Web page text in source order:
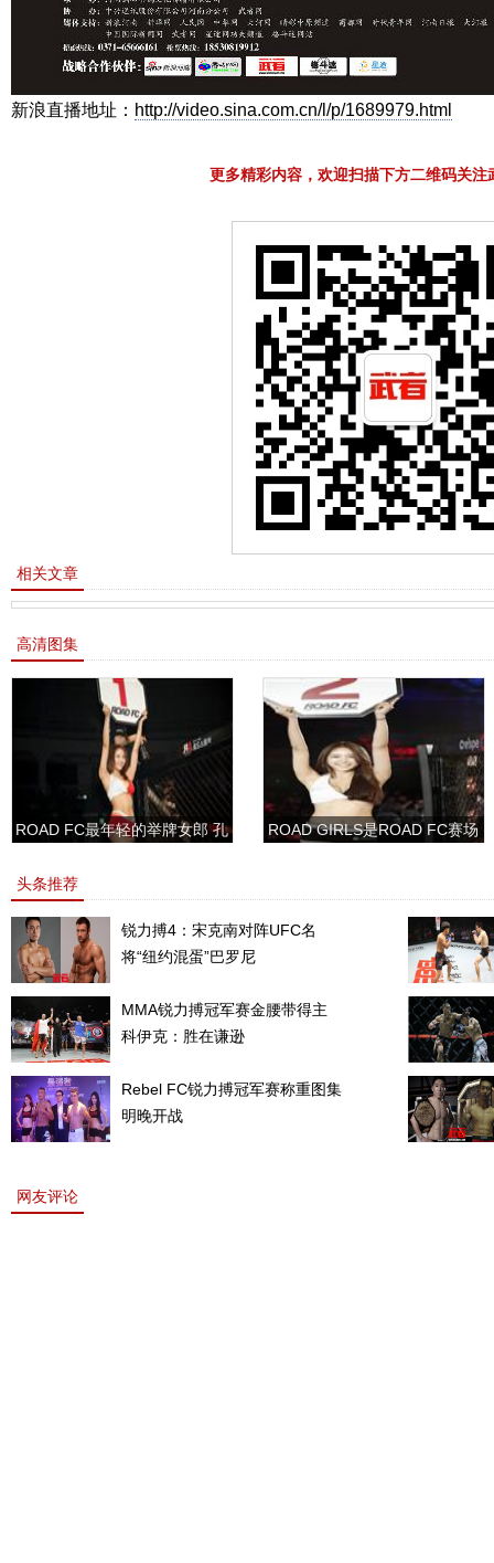
新浪直播地址： http://video.sina.com.cn/l/p/1689979.html
更多精彩内容，欢迎扫描下方二维码关注
相关文章
高清图集
ROAD FC最年轻的举牌女郎 孔
ROAD GIRLS是ROAD FC赛场
头条推荐
锐力搏4：宋克南对阵UFC名
将“纽约混蛋”巴罗尼
MMA锐力搏冠军赛金腰带得主
科伊克：胜在谦逊
Rebel FC锐力搏冠军赛称重图集
明晚开战
网友评论